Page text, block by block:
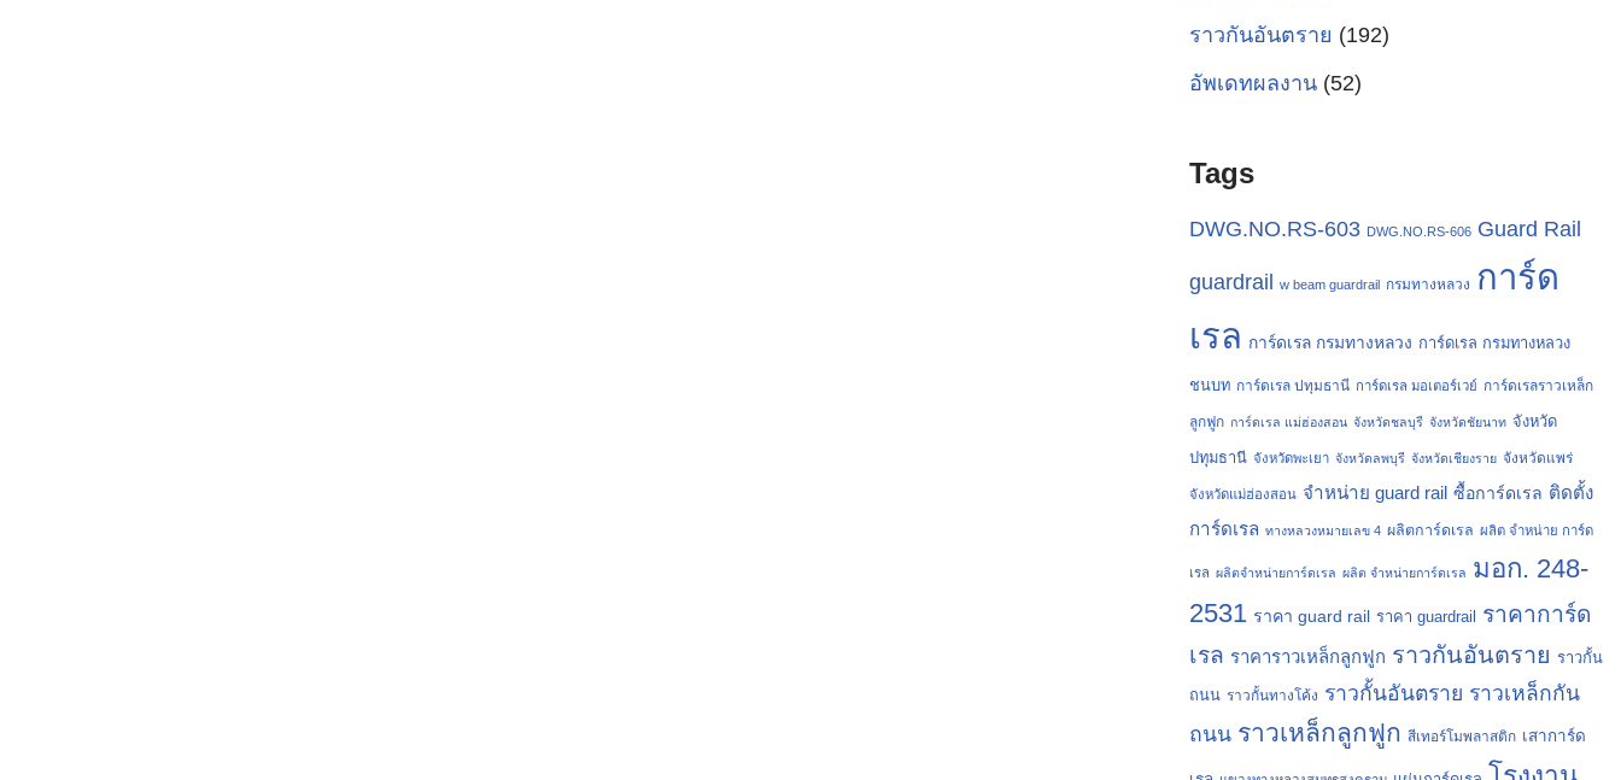
ราวกันอันตราย (192)
อัพเดทผลงาน(52)
Tags
DWG.NO.RS-603 DWG.NO.RS-606 Guard Rail
guardrail w beam guardrail กรมทางหลวง การ์ด
เรล การ์ดเรล กรมทางหลวง การ์ดเรล กรมทางหลวง
ชนบท การ์ดเรล ปทุมธานี การ์ดเรล มอเตอร์เวย์ การ์ดเรลราวเหล็ก
ลูกฟูก การ์ดเรล แม่ฮ่องสอน จังหวัดชลบุรี จังหวัดชัยนาท จังหวัด
ปทุมธานี จังหวัดพะเยา จังหวัดลพบุรี จังหวัดเชียงราย จังหวัดแพร่
จังหวัดแม่ฮ่องสอน จำหน่าย guard rail ซื้อการ์ดเรล ติดตั้ง
การ์ดเรล ทางหลวงหมายเลข 4 ผลิตการ์ดเรล ผลิต จำหน่าย การ์ด
เรล ผลิตจำหน่ายการ์ดเรล ผลิต จำหน่ายการ์ดเรล มอก. 248-
2531 ราคา guard rail ราคา guardrail
ราคาการ์ด
เรล ราคาราวเหล็กลูกฟูก ราวกันอันตราย ราวกั้น
ถนน ราวกั้นทางโค้ง ราวกั้นอันตราย ราวเหล็กกัน
ถนน ราวเหล็กลูกฟูก สีเทอร์โมพลาสติก เสาการ์ด